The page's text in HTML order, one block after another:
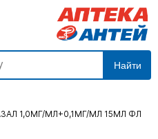
Найти
1,0МГ/МЛ+0,1МГ/МЛ 15МЛ ФЛ